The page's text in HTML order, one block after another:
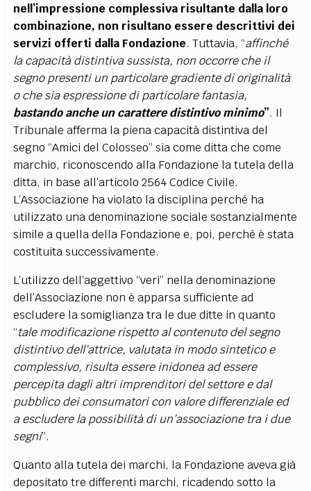
nell’impressione complessiva risultante dalla loro
combinazione, non risultano essere descrittivi dei
servizi offerti dalla Fondazione. Tuttavia, “affinché
la capacità distintiva sussista, non occorre che il
segno presenti un particolare gradiente di originalità
o che sia espressione di particolare fantasia,
bastando anche un carattere distintivo minimo”. Il
Tribunale afferma la piena capacità distintiva del
segno “Amici del Colosseo” sia come ditta che come
marchio, riconoscendo alla Fondazione la tutela della
ditta, in base all’articolo 2564 Codice Civile.
L’Associazione ha violato la disciplina perché ha
utilizzato una denominazione sociale sostanzialmente
simile a quella della Fondazione e, poi, perché è stata
costituita successivamente.
L’utilizzo dell’aggettivo “veri” nella denominazione
dell’Associazione non è apparsa sufficiente ad
escludere la somiglianza tra le due ditte in quanto
“tale modificazione rispetto al contenuto del segno
distintivo dell’attrice, valutata in modo sintetico e
complessivo, risulta essere inidonea ad essere
percepita dagli altri imprenditori del settore e dal
pubblico dei consumatori con valore differenziale ed
a escludere la possibilità di un’associazione tra i due
segni”.
Quanto alla tutela dei marchi, la Fondazione aveva già
depositato tre differenti marchi, ricadendo sotto la